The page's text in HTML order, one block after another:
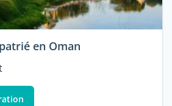
en Oman